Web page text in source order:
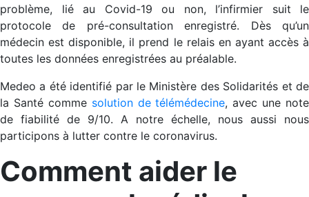
problème, lié au Covid-19 ou non, l’infirmier suit le
protocole de pré-consultation enregistré. Dès qu’un
médecin est disponible, il prend le relais en ayant accès à
toutes les données enregistrées au préalable.
Medeo a été identifié par le Ministère des Solidarités et de
la Santé comme solution de télémédecine, avec une note
de fiabilité de 9/10. A notre échelle, nous aussi nous
participons à lutter contre le coronavirus.
Comment aider le